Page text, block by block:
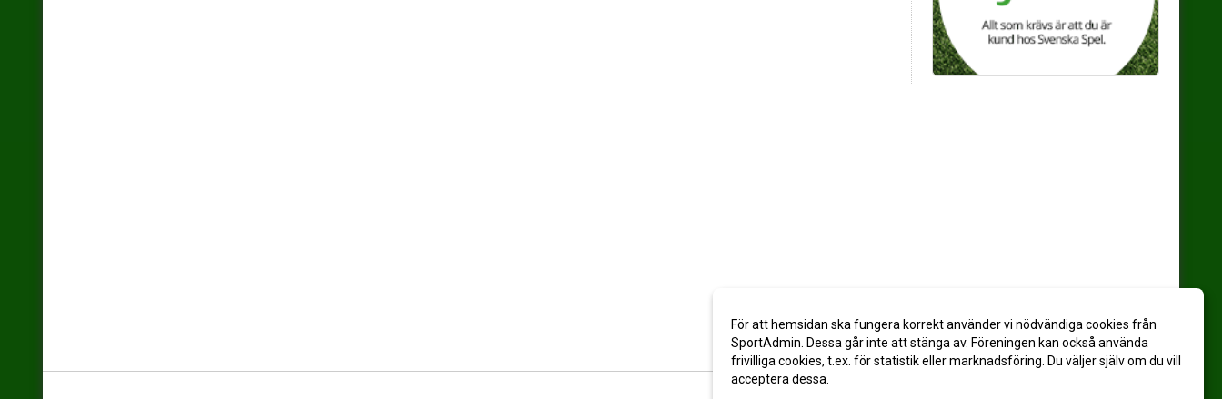
För att hemsidan ska fungera korrekt använder vi nödvändiga cookies från
SportAdmin. Dessa går inte att stänga av. Föreningen kan också använda
frivilliga cookies, t.ex. för statistik eller marknadsföring. Du väljer själv om du vill
acceptera dessa.